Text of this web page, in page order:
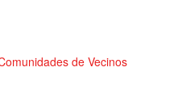
de Vecinos